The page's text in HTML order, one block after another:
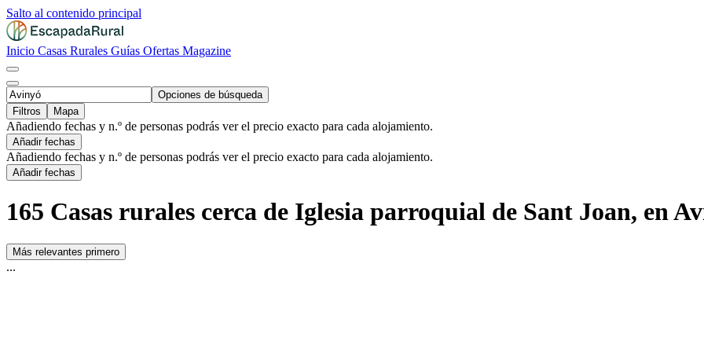
Salto al contenido principal
Inicio Casas Rurales Guías Ofertas Magazine
Opciones de búsqueda
Filtros
Mapa
Añadiendo fechas y n.º de personas podrás ver el precio exacto para cada alojamiento.
Añadir fechas
Añadiendo fechas y n.º de personas podrás ver el precio exacto para cada alojamiento.
Añadir fechas
165 Casas rurales cerca de Iglesia parroquial de Sant Joan, en
Más relevantes primero
...